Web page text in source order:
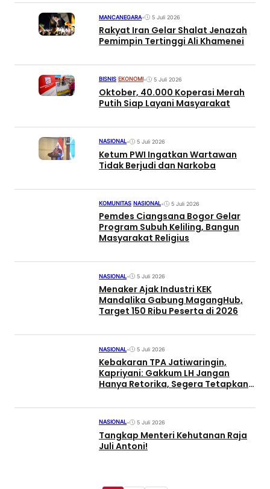
MANCANEGARA• 5 Juli 2026
Rakyat Iran Gelar Shalat Jenazah
Pemimpin Tertinggi Ali Khamenei
BISNIS EKONOMI • 5 Juli 2026
Oktober, 40.000 Koperasi Merah
Putih Siap Layani Masyarakat
NASIONAL• 5 Juli 2026
Ketum PWI Ingatkan Wartawan
Tidak Berjudi dan Narkoba
KOMUNITAS NASIONAL• 5 Juli 2026
Pemdes Ciangsana Bogor Gelar
Program Subuh Keliling, Bangun
Masyarakat Religius
NASIONAL• 5 Juli 2026
Menaker Ajak Industri KEK
Mandalika Gabung MagangHub,
Target 150 Ribu Peserta di 2026
NASIONAL• 5 Juli 2026
Kebakaran TPA Jatiwaringin,
Kapriyani: Gakkum LH Jangan
Hanya Retorika, Segera Tetapkan
NASIONAL• 5 Juli 2026
Tangkap Menteri Kehutanan Raja
Juli Antoni!